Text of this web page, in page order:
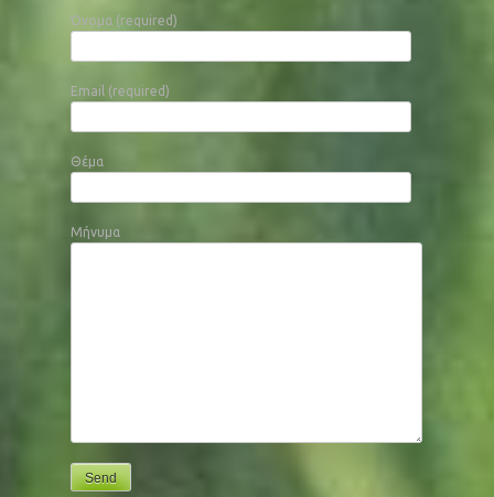
Όνομα (required)
Email (required)
Θέμα
Μήνυμα